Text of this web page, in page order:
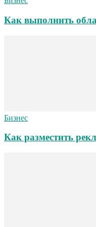
Как выполнить
Бизнес
Как разместить